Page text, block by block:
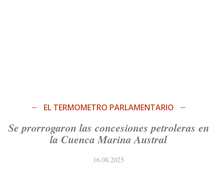
EL TERMOMETRO PARLAMENTARIO
Se prorrogaron las concesiones petroleras en
la Cuenca Marina Austral
16.08.2025